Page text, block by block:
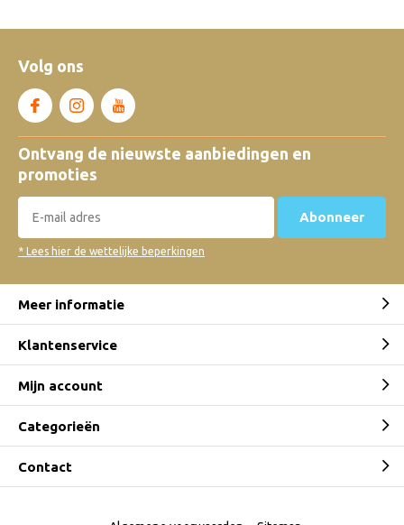
Volg ons
Ontvang de nieuwste aanbiedingen en
promoties
Abonneer
* Lees hier de wettelijke beperkingen
Meer informatie
Klantenservice
Mijn account
Categorieën
Contact